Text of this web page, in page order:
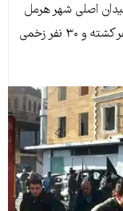
اصلی شهر هرمل
لبنان، منطقه زير کنترل حزب‌الله، دست کم چهار نفر کشته و ۳۰ نفر زخمی